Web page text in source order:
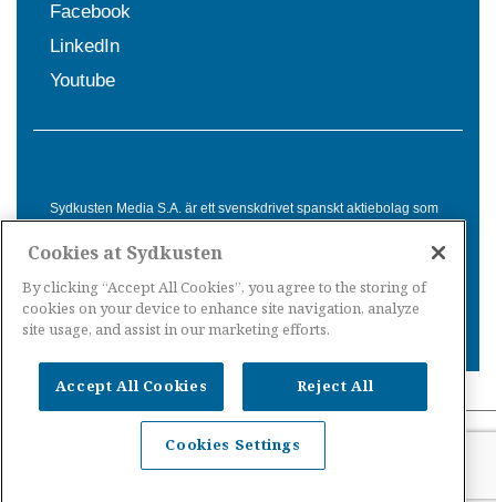
Facebook
LinkedIn
Youtube
Sydkusten Media S.A. är ett svenskdrivet spanskt aktiebolag som
Spanien. Genom nyhetsbevakning av hela Spanien, med bas på
informationsförmedling för svenskar i Spanien.
Nyheter Spanien· Nyheter Costa del Sol
Costa Tropical
Nyheter Costa Blanca
Cookies at Sydkusten
By clicking “Accept All Cookies”, you agree to the storing of
cookies on your device to enhance site navigation, analyze
site usage, and assist in our marketing efforts.
Accept All Cookies Reject All
Cookies Settings